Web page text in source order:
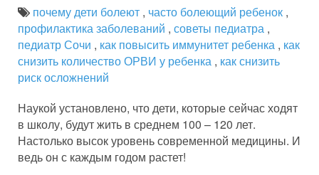
почему дети болеют , часто болеющий ребенок ,
профилактика заболеваний , советы педиатра ,
педиатр Сочи , как повысить иммунитет ребенка , как
снизить количество ОРВИ у ребенка , как снизить
риск осложнений
Наукой установлено, что дети, которые сейчас ходят
в школу, будут жить в среднем 100 – 120 лет.
Настолько высок уровень современной медицины. И
ведь он с каждым годом растет!